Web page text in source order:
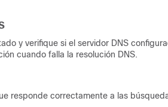
y verifique si el servidor DNS
cuando falla la resolución DNS.
responde correctamente a las